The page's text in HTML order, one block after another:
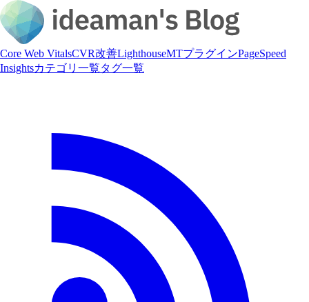
Core Web VitalsCVR改善LighthouseMTプラグインPageSpeed
Insightsカテゴリ一覧タグ一覧